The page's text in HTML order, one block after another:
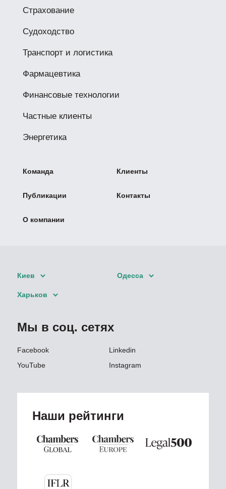
Страхование
Судоходство
Транспорт и логистика
Фармацевтика
Финансовые технологии
Частные клиенты
Энергетика
Команда Клиенты
Публикации Контакты
О компании
Киев Одесса
Харьков
Мы в соц. сетях
Facebook
Linkedin
YouTube
Instagram
Наши рейтинги